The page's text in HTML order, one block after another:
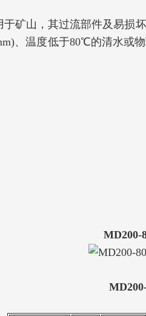
山，其过流部件及易损
、温度低于80℃的清水或
MD200-